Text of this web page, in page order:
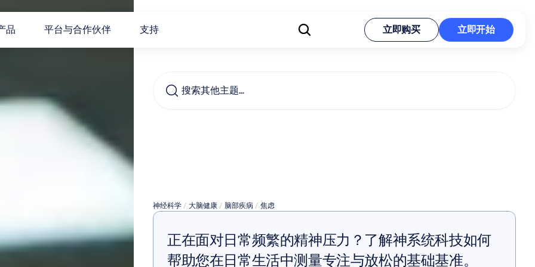
品 平台与合作伙伴 支持
立即购买
立即开始
搜索其他主题…
神经科学 / 大脑健康 / 脑部疾病 / 焦虑
正在面对日常频繁的精神压力？了解神系统科技如何
帮助您在日常生活中测量专注与放松的基础基准。